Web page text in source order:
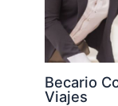
Becario
Viajes